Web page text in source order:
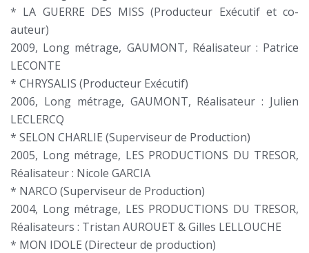
* LA GUERRE DES MISS (Producteur Exécutif et co-
auteur)
2009, Long métrage, GAUMONT, Réalisateur : Patrice
LECONTE
* CHRYSALIS (Producteur Exécutif)
2006, Long métrage, GAUMONT, Réalisateur : Julien
LECLERCQ
* SELON CHARLIE (Superviseur de Production)
2005, Long métrage, LES PRODUCTIONS DU TRESOR,
Réalisateur : Nicole GARCIA
* NARCO (Superviseur de Production)
2004, Long métrage, LES PRODUCTIONS DU TRESOR,
Réalisateurs : Tristan AUROUET & Gilles LELLOUCHE
* MON IDOLE (Directeur de production)